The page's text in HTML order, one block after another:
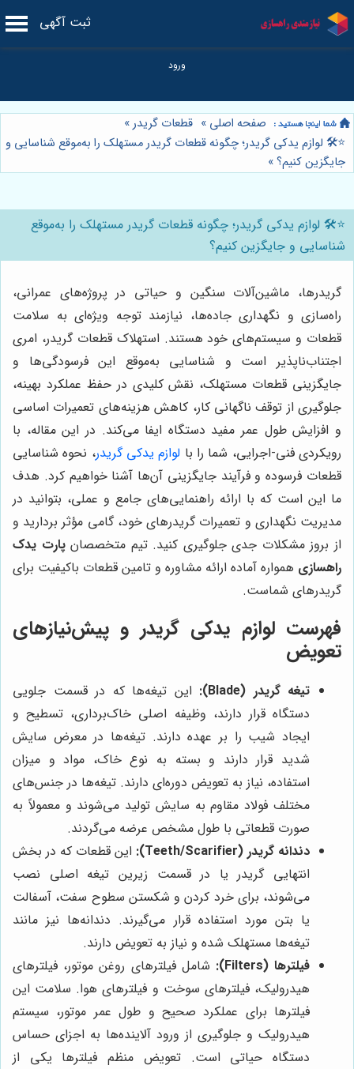
ثبت آگهی
صفحه اصلی » قطعات گریدر»
⭐️🛠️ لوازم یدکی گریدر؛ چگونه قطعات گریدر مستهلک را به‌موقع شناسایی و
جایگزین کنیم؟»
⭐️🛠️ لوازم یدکی گریدر؛ چگونه قطعات گریدر مستهلک را به‌موقع
شناسایی و جایگزین کنیم؟
گریدرها، ماشین‌آلات سنگین و حیاتی در پروژه‌های عمرانی،
راه‌سازی و نگهداری جاده‌ها، نیازمند توجه ویژه‌ای به سلامت
قطعات و سیستم‌های خود هستند. استهلاک قطعات گریدر، امری
اجتناب‌ناپذیر است و شناسایی به‌موقع این فرسودگی‌ها و
جایگزینی قطعات مستهلک، نقش کلیدی در حفظ عملکرد بهینه،
جلوگیری از توقف ناگهانی کار، کاهش هزینه‌های تعمیرات اساسی
و افزایش طول عمر مفید دستگاه ایفا می‌کند. در این مقاله، با
رویکردی فنی-اجرایی، شما را با لوازم یدکی گریدر، نحوه شناسایی
قطعات فرسوده و فرآیند جایگزینی آن‌ها آشنا خواهیم کرد. هدف
ما این است که با ارائه راهنمایی‌های جامع و عملی، بتوانید در
مدیریت نگهداری و تعمیرات گریدرهای خود، گامی مؤثر بردارید و
از بروز مشکلات جدی جلوگیری کنید. تیم متخصصانپارت یدک
راهسازی همواره آماده ارائه مشاوره و تامین قطعات باکیفیت برای
گریدرهای شماست.
فهرست لوازم یدکی گریدر و پیش‌نیازهای
تعویض
تیغه گریدر (Blade):
این تیغه‌ها که در قسمت جلویی
دستگاه قرار دارند، وظیفه اصلی خاک‌برداری، تسطیح و
ایجاد شیب را بر عهده دارند. تیغه‌ها در معرض سایش
شدید قرار دارند و بسته به نوع خاک، مواد و میزان
استفاده، نیاز به تعویض دوره‌ای دارند. تیغه‌ها در جنس‌های
مختلف فولاد مقاوم به سایش تولید می‌شوند و معمولاً به
صورت قطعاتی با طول مشخص عرضه می‌گردند.
دندانه گریدر (Teeth/Scarifier):
این قطعات که در بخش
انتهایی گریدر یا در قسمت زیرین تیغه اصلی نصب
می‌شوند، برای خرد کردن و شکستن سطوح سفت، آسفالت
یا بتن مورد استفاده قرار می‌گیرند. دندانه‌ها نیز مانند
تیغه‌ها مستهلک شده و نیاز به تعویض دارند.
فیلترها (Filters):
شامل فیلترهای روغن موتور، فیلترهای
هیدرولیک، فیلترهای سوخت و فیلترهای هوا. سلامت این
فیلترها برای عملکرد صحیح و طول عمر موتور، سیستم
هیدرولیک و جلوگیری از ورود آلاینده‌ها به اجزای حساس
دستگاه حیاتی است. تعویض منظم فیلترها یکی از